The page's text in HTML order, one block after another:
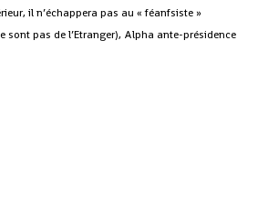
il n’échappera pas au « féanfsiste »
sont pas de l’Etranger), Alpha ante-présidence